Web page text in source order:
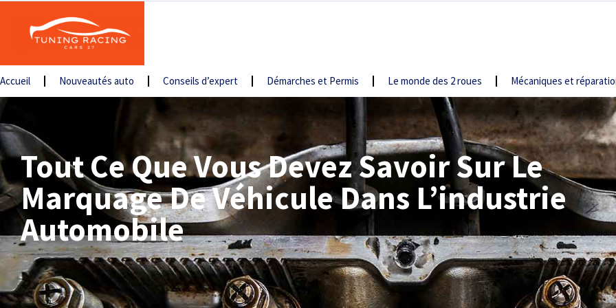
Accueil Nouveautés auto Conseils d’expert Démarches et Permis Le monde des 2 roues Mécaniques et
Tout Ce Que Vous Devez Savoir Sur Le
Marquage De Véhicule Dans L’industrie
Automobile